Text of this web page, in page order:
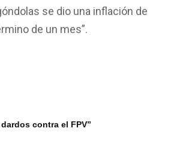
se dio una inflación de
de un mes”.
contra el FPV”